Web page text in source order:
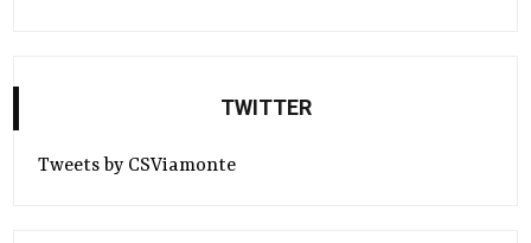
TWITTER
Tweets by CSViamonte